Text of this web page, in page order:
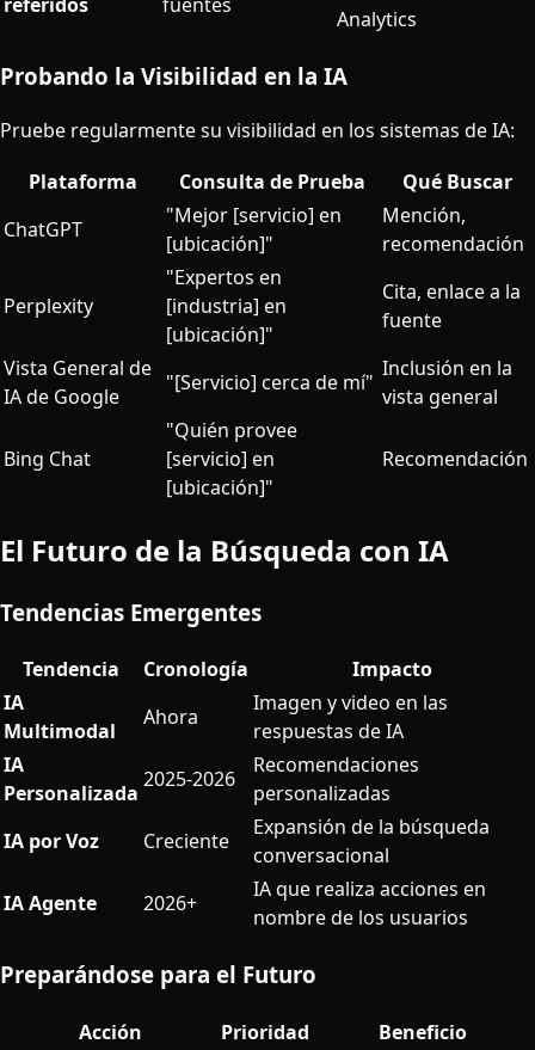
Analytics
Probando la Visibilidad en la IA
Pruebe regularmente su visibilidad en los sistemas de IA:
Plataforma
Consulta de Prueba
Qué Buscar
ChatGPT
"Mejor [servicio] en
[ubicación]"
Mención,
recomendación
Perplexity
"Expertos en
[industria] en
[ubicación]"
Cita, enlace a la
fuente
Vista General de
IA de Google
"[Servicio] cerca de mí"
Inclusión en la
vista general
Bing Chat
"Quién provee
[servicio] en
[ubicación]"
Recomendación
El Futuro de la Búsqueda con IA
Tendencias Emergentes
Tendencia Cronología
Impacto
IA
Multimodal
Ahora
Imagen y video en las
respuestas de IA
IA
Personalizada
2025-2026
Recomendaciones
personalizadas
IA por Voz
Creciente
Expansión de la búsqueda
conversacional
IA Agente
2026+
IA que realiza acciones en
nombre de los usuarios
Preparándose para el Futuro
Acción Prioridad
Beneficio